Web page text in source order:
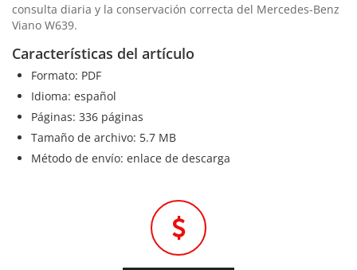
consulta diaria y la conservación correcta del Mercedes-Benz
Viano W639.
Características del artículo
Formato: PDF
Idioma: español
Páginas: 336 páginas
Tamaño de archivo: 5.7 MB
Método de envío: enlace de descarga